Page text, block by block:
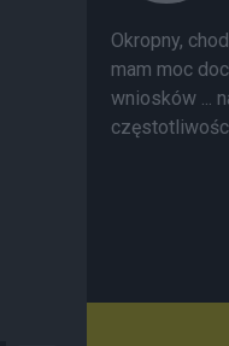
Okropny,
mam moc
wniosków ...